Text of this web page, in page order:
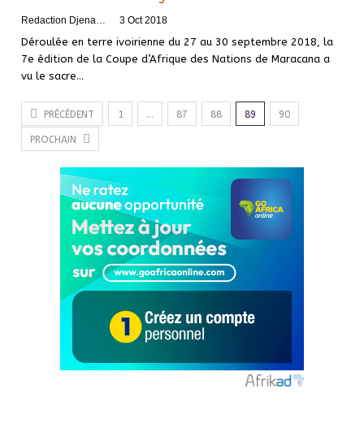
Redaction DjenaSport 3 Oct 2018
Déroulée en terre ivoirienne du 27 au 30 septembre 2018, la
7e édition de la Coupe d’Afrique des Nations de Maracana a
vu le sacre…
PRÉCÉDENT 1 … 87 88 89 90
PROCHAIN